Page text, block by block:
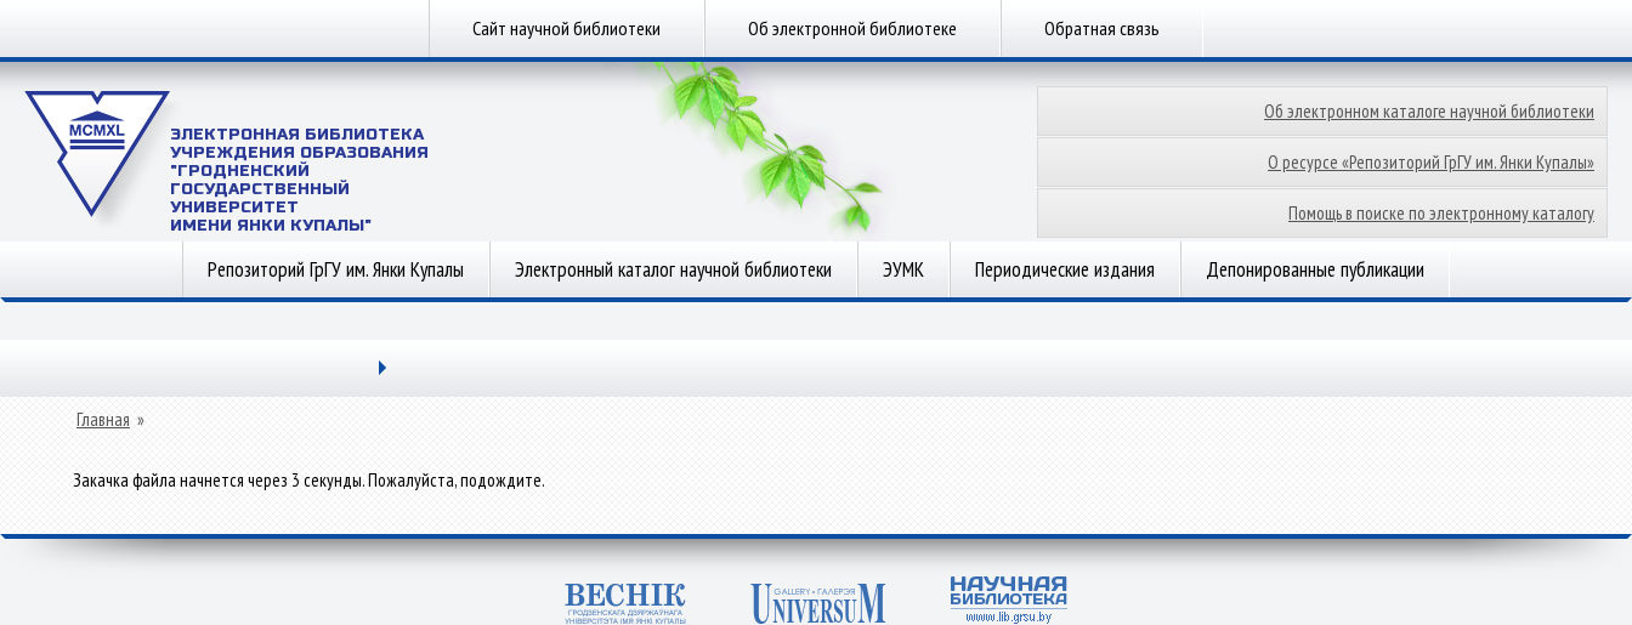
Сайт научной библиотеки Об электронной библиотеке Обратная связь
ЭЛЕКТРОННАЯ БИБЛИОТЕКА
УЧРЕЖДЕНИЯ ОБРАЗОВАНИЯ
"ГРОДНЕНСКИЙ
ГОСУДАРСТВЕННЫЙ
УНИВЕРСИТЕТ
ИМЕНИ ЯНКИ КУПАЛЫ"
Об электронном каталоге научной библиотеки
О ресурсе «Репозиторий ГрГУ им. Янки Купалы»
Помощь в поиске по электронному каталогу
Репозиторий ГрГУ им. Янки Купалы Электронный каталог научной библиотеки ЭУМК Периодические издания Депонированные публикации
Главная »
Закачка файла начнется через 3 секунды. Пожалуйста, подождите.